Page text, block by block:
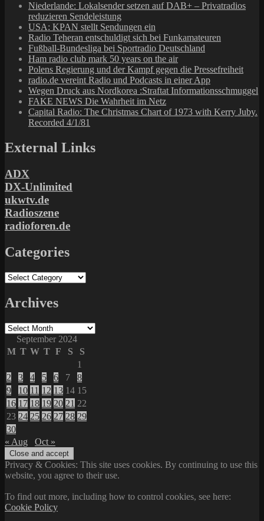
Niederlande: Lokalsender setzen auf DAB+ – Privatradios
reduzieren Sendeleistung
USA: KPAN stellt Sendungen ein
Radio Teheran entschuldigt sich bei Funkamateuren
Fußball-Bundesliga bei Sportradio Deutschland
Ham radio club mark 50 years on the air
Polens Regierung und der Kampf gegen die Pressefreiheit
radio.de vereint Radio und Podcasts in einer App
Wegen Druck aus Nordkorea :Straftat Informationsschmuggel
FAKE NEWS Die Wahrheit im Netz
Capital Radio: The Christmas Chart of 1973 with Kerry Juby.
Recorded 4/1/81
External Links
ADX
DX-Unlimited
ukwtv.de
Radioszene
radioforen.de
Categories
Categories
Archives
Archives
September 2024
M T W T F S
S
1
2
3 4 5 6 7
8
9
10 11 12 13 14 15
16 17 18 19 20 21 22
23 24 25 26 27 28 29
30
« Aug
Oct »
Privacy & Cookies: This site uses cookies. By continuing to use this
website, you agree to their use.
To find out more, including how to control cookies, see here:
Cookie Policy